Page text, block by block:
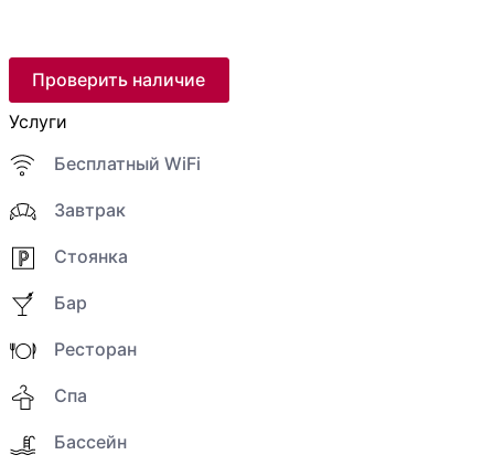
Проверить наличие
Услуги
Бесплатный WiFi
Завтрак
Стоянка
Бар
Ресторан
Спа
Бассейн